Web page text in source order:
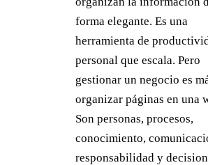
forma elegante. Es una
herramienta de
personal que escala. Pero
gestionar un negocio es
organizar páginas en una
Son personas, procesos,
conocimiento,
responsabilidad y